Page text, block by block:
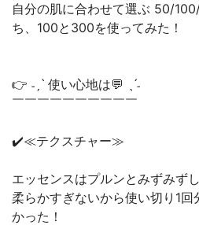
自分の肌に合わせて選ぶ 50/
ち、100と300を使ってみた！
👉 ˗ˏˋ 使い心地は💬 ˎˊ˗
￣￣￣￣￣￣￣￣￣￣
✔️≪テクスチャー≫
エッセンスはプルンとみずみずし
柔らかすぎないから使い切り1
かった！